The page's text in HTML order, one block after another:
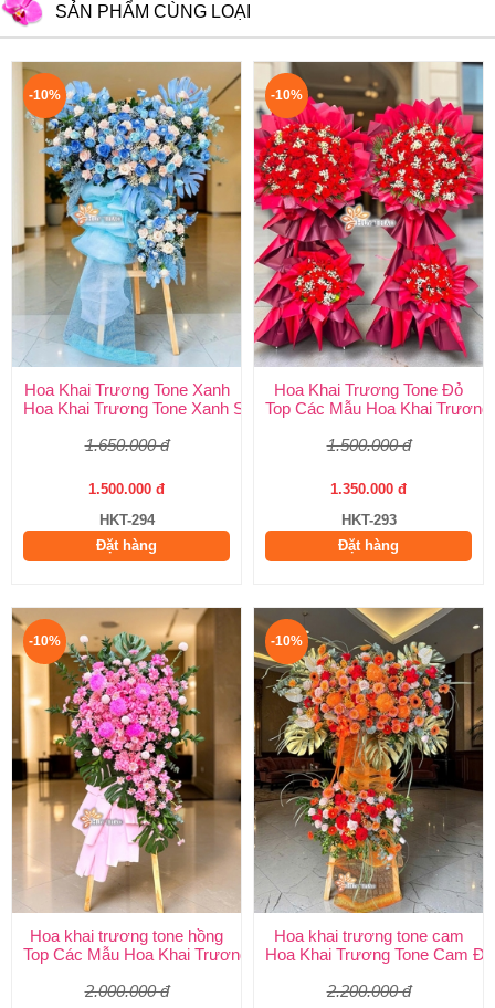
SẢN PHẨM CÙNG LOẠI
-10%
Hoa Khai Trương Tone Xanh
Hoa Khai Trương Tone Xanh Sang Trọng, Độc Đáo | Shop Hoa
1.650.000 đ
1.500.000 đ
HKT-294
Đặt hàng
-10%
Hoa Khai Trương Tone Đỏ
Top Các Mẫu Hoa Khai
1.500.000 đ
1.350.000 đ
HKT-293
Đặt hàng
-10%
Hoa khai trương tone hồng
Top Các Mẫu Hoa Khai Trương Tone Hồng Đẹp, Sang Trọng,
2.000.000 đ
-10%
Hoa khai trương tone cam
Hoa Khai Trương Tone Cam
2.200.000 đ